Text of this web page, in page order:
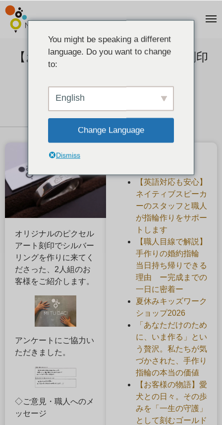
【お客様の声】ピクセルアート刻印
オリジナルのピクセル
アート刻印でシルバー
リングを作りに来てく
ださった、2人組のお
客様をご紹介します。
アンケートにご協力い
ただきました。
◇ご意見・職人へのメ
ッセージ
【英語対応も安心】
ネイティブスピーカ
ーのスタッフと職人
が指輪作りをサポー
トします
【職人目線で解説】
手作りの婚約指輪
当日持ち帰りできる
理由 ー完成までの
一日に密着ー
夏休みキッズワーク
ショップ2026
「あなただけのため
に、いま作る」とい
う贅沢。私たちが気
づかされた、手作り
指輪の本当の価値
【お客様の物語】愛
犬との日々。その歩
みを「一生の守護」
として刻むゴールド
You might be speaking a different
language. Do you want to change
to:
English
Change Language
Dismiss